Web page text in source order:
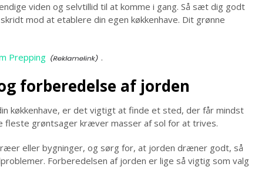
viden og selvtillid til at komme i gang. Så sæt dig godt
mod at etablere din egen køkkenhave. Dit grønne
Prepping .
forberedelse af jorden
køkkenhave, er det vigtigt at finde et sted, der får mindst
fleste grøntsager kræver masser af sol for at trives.
eller bygninger, og sørg for, at jorden dræner godt, så
Forberedelsen af jorden er lige så vigtig som valg